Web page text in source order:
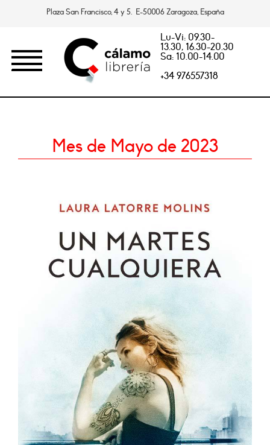
Plaza San Francisco, 4 y 5. E-50006 Zaragoza, España
Lu-Vi: 09.30-
13.30, 16.30-20.30
Sa: 10.00-14.00
+34 976557318
Mes de Mayo de 2023